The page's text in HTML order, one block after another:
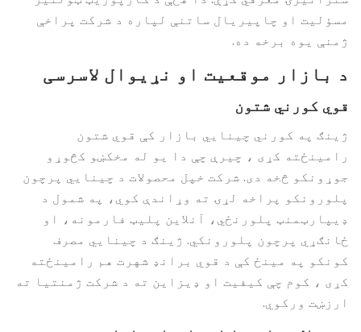
مسؤلیت او چاپیریال ساتنې لپاره د شرکت پراخې
ژمنې یوه برخه ده.
د بازار موقعیت او نړیوال لاسرسی
قوي کورني شتون
ژینګ په کورني چینایي بازار کې قوي شتون
رامینځته کړی ، چیرې چې دا یو له مخکښو کڅوړو
جوړونکو څخه دی. شرکت خپل محصولات د چینایي پرچون
پلورونکو پراخه لړۍ ته وړاندې کوي، په شمول د
ډیپارټمنټ پلورنځي، آنلاین پلیټ فارمونه، او
ځانګړي پرچون پلورونکي. ژینګ د چینایي مصرف
کونکو په مینځ کې د قوي برانډ شهرت هم رامینځته
کړی ، کوم چې کیفیت او ډیزاین ته د شرکت ژمنتیا ته
ارزښت ورکوي.